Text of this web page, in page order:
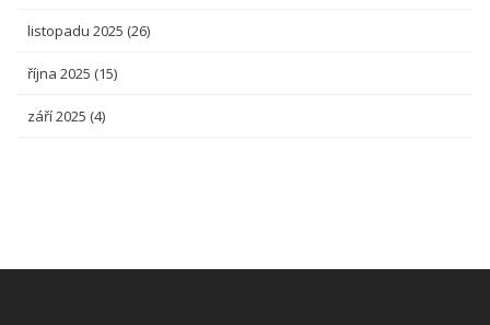
listopadu 2025 (26)
října 2025 (15)
září 2025 (4)